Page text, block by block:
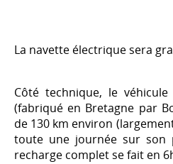
La navette électrique sera
Côté technique, le
(fabriqué en Bretagne par
de 130 km environ
toute une journée sur son
recharge complet se fait en